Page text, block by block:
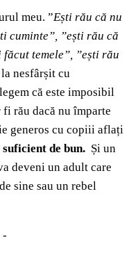
meu. ”Ești rău că nu
cuminte”, ”ești rău că
temele”, ”ești rău
nesfârșit cu
că este imposibil
rău dacă nu împarte
generos cu copiii aflați
de bun. Și un
deveni un adult care
sine sau un rebel
-